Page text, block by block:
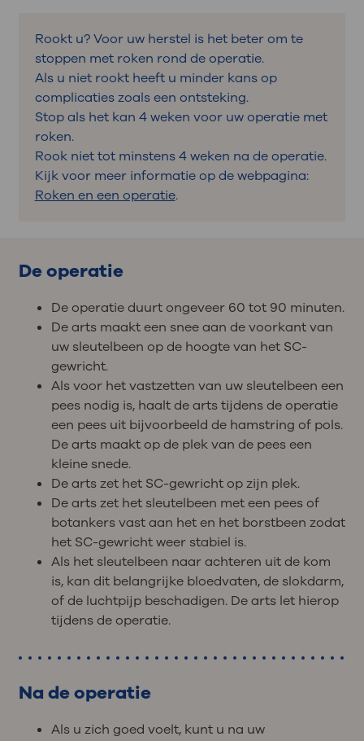
Rookt u? Voor uw herstel is het beter om te
stoppen met roken rond de operatie.
Als u niet rookt heeft u minder kans op
complicaties zoals een ontsteking.
Stop als het kan 4 weken voor uw operatie met
roken.
Rook niet tot minstens 4 weken na de operatie.
Kijk voor meer informatie op de webpagina:
Roken en een operatie.
De operatie
De operatie duurt ongeveer 60 tot 90 minuten.
De arts maakt een snee aan de voorkant van
uw sleutelbeen op de hoogte van het SC-
gewricht.
Als voor het vastzetten van uw sleutelbeen een
pees nodig is, haalt de arts tijdens de operatie
een pees uit bijvoorbeeld de hamstring of pols.
De arts maakt op de plek van de pees een
kleine snede.
De arts zet het SC-gewricht op zijn plek.
De arts zet het sleutelbeen met een pees of
botankers vast aan het en het borstbeen zodat
het SC-gewricht weer stabiel is.
Als het sleutelbeen naar achteren uit de kom
is, kan dit belangrijke bloedvaten, de slokdarm,
of de luchtpijp beschadigen. De arts let hierop
tijdens de operatie.
Na de operatie
Als u zich goed voelt, kunt u na uw